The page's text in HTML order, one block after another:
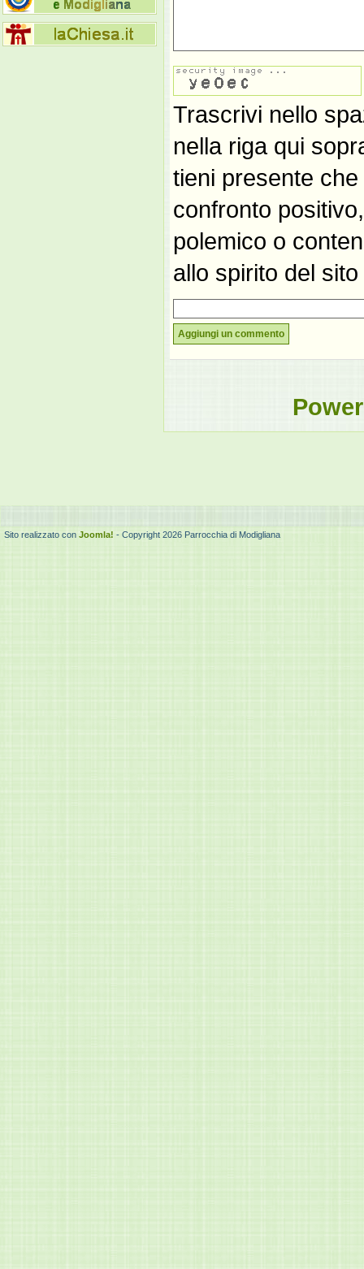
Trascrivi nello
nella riga qui
tieni presente
confronto
polemico o
allo spirito del
Aggiungi un commento
Sito realizzato con Joomla! - Copyright 2026 Parrocchia di Modigliana